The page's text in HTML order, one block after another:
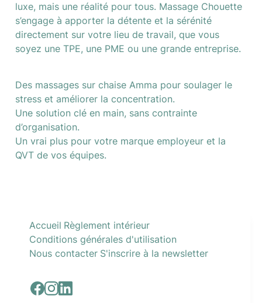
luxe, mais une réalité pour tous. Massage Chouette
s’engage à apporter la détente et la sérénité
directement sur votre lieu de travail, que vous
soyez une TPE, une PME ou une grande entreprise.
Des massages sur chaise Amma pour soulager le
stress et améliorer la concentration.
Une solution clé en main, sans contrainte
d’organisation.
Un vrai plus pour votre marque employeur et la
QVT de vos équipes.
Accueil Règlement intérieur
Conditions générales d'utilisation
Nous contacter S'inscrire à la newsletter